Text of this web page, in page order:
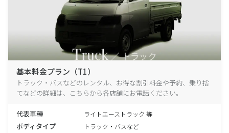
基本料金プラン（T1）
トラック・バスなどのレンタル、お得な割引料金や予約、乗り捨
てなどの詳細は、こちらから各店舗にお電話ください。
代表車種 ライトエーストラック 等
ボディタイプ トラック・バスなど